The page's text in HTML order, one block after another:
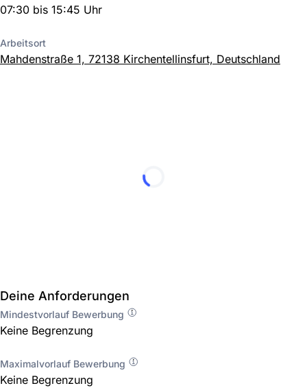
07:30 bis 15:45 Uhr
Arbeitsort
Mahdenstraße 1, 72138 Kirchentellinsfurt, Deutschland
Deine Anforderungen
Mindestvorlauf Bewerbung
Keine Begrenzung
Maximalvorlauf Bewerbung
Keine Begrenzung